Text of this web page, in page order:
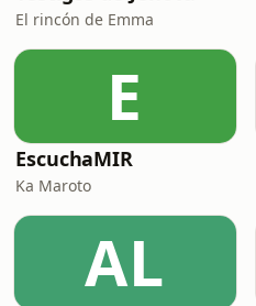
El rincón de Emma
E
EscuchaMIR
Ka Maroto
AL